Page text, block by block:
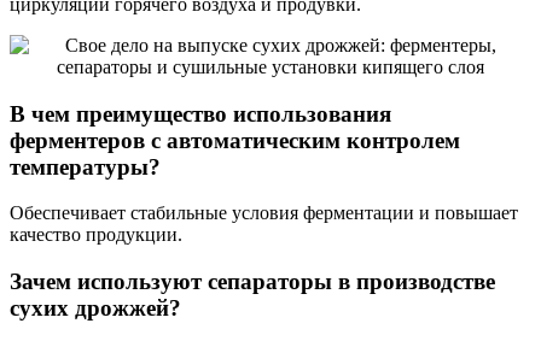
циркуляции горячего воздуха и продувки.
В чем преимущество использования
ферментеров с автоматическим контролем
температуры?
Обеспечивает стабильные условия ферментации и повышает
качество продукции.
Зачем используют сепараторы в производстве
сухих дрожжей?